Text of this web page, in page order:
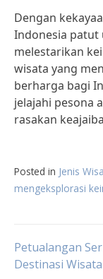
Dengan
Indonesia
melestarikan
wisata yang
berharga bagi
jelajahi pesona
rasakan
Posted in Jenis
mengeksplorasi
Post
Petualangan
Destinasi